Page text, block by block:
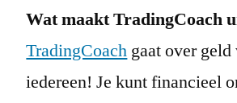
Wat maakt TradingCoach
TradingCoach gaat over
iedereen! Je kunt financieel